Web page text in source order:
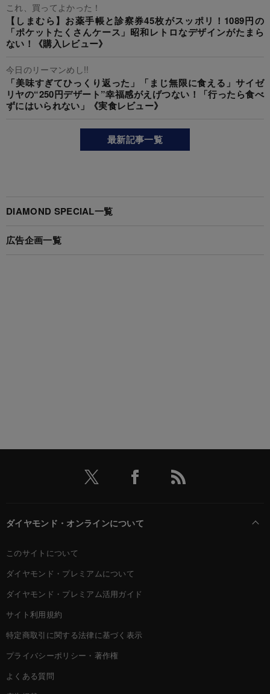
これ、買ってよかった！
【しまむら】お薬手帳と診察券45枚がスッポリ！1089円の
「ポケットたくさんケース」昭和レトロなデザインがたまら
ない！《購入レビュー》
今日のリーマンめし!!
「美味すぎてひっくり返った」「まじ無限に食える」サイゼ
リヤの“250円デザート”幸福感がえげつない！「行ったら食べ
ずにはいられない」《実食レビュー》
最新記事一覧
DIAMOND SPECIAL一覧
広告企画一覧
ダイヤモンド・オンラインについて
このサイトについて
ダイヤモンド・プレミアムについて
ダイヤモンド・プレミアム活用ガイド
サイト利用規約
特定商取引に関する法律に基づく表示
プライバシーポリシー・著作権
よくある質問